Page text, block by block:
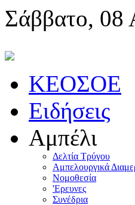
Σάββατο, 08
KEOΣOE
Ειδήσεις
Αμπέλι
Δελτία Τρύγου
Αμπελουργικά
Nομοθεσία
'Eρευνες
Συνέδρια